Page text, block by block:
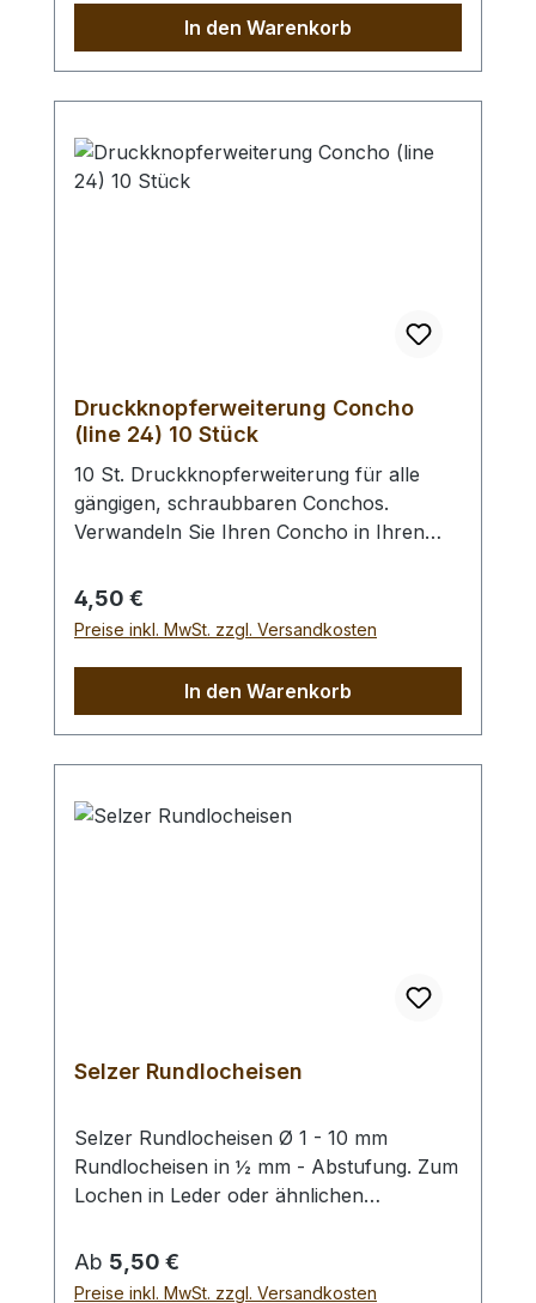
hergestellt in Remscheid / Deutschland.
Zum Lochen von Leder und ähnlichen
Materialien. - Ersatz - Lochpfeifen (2,0 -
Lochpfeifen (1,5 - 6,0 mm) /
Lochpfeifenwechsler sind erhältlich.
In den Warenkorb
Druckknopferweiterung Concho
(line 24) 10 Stück
10 St. Druckknopferweiterung für alle
gängigen, schraubbaren Conchos.
Verwandeln Sie Ihren Concho in Ihren
Vernietens des Druckknopfoberteils wird
dieser in den Concho geschraubt. Des
Weiteren benötigen Sie ein Druckknopf -
Druckknopf - Einsetzwerkzeug (gross)
zur Befestigung des Druckknopfunterteils.
Für das Einsetzen in (sehr) dünne Leder
zum Unterlegen.
Regulärer Preis:
4,50 €
Preise inkl. MwSt. zzgl. Versandkosten
In den Warenkorb
Selzer Rundlocheisen
Selzer Rundlocheisen Ø 1 - 10 mm
Rundlocheisen in ½ mm - Abstufung. Zum
Lochen in Leder oder ähnlichen
Unterlage und einen geeigneten
Hammer zum Schlagen, (keinen
Regulärer Preis:
Ab 5,50 €
Preise inkl. MwSt. zzgl. Versandkosten